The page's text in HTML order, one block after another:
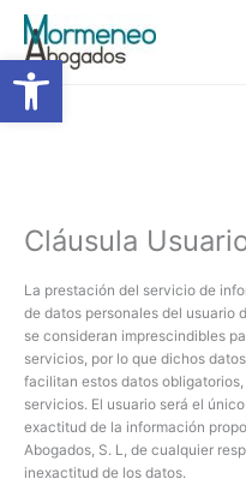
Abrir barra de herramientas
contenido
Inicio
Cláusula
La prestación del servicio de
de datos personales del usuario
se consideran imprescindibles
servicios, por lo que dichos
facilitan estos datos
servicios. El usuario será el
exactitud de la información
Abogados, S. L, de cualquier
inexactitud de los datos.